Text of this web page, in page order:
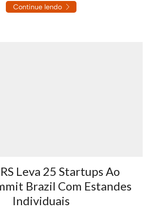
Continue lendo
Leva 25 Startups Ao
Brazil Com Estandes
Individuais